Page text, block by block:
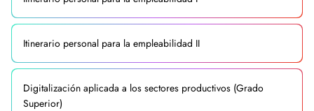
Itinerario personal para la empleabilidad II
Digitalización aplicada a los sectores productivos (Grado
Superior)